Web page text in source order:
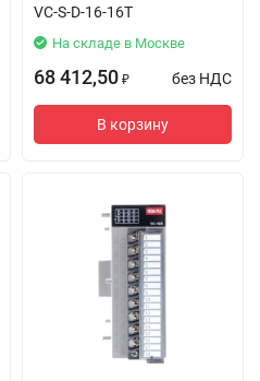
VC-S-D-16-16T
На складе в Москве
68 412,50 ₽ без НДС
В корзину